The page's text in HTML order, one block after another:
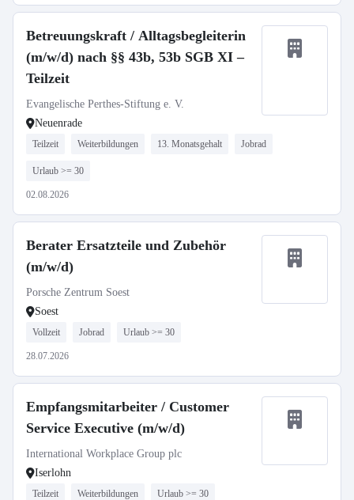
Betreuungskraft / Alltagsbegleiterin
(m/w/d) nach §§ 43b, 53b SGB XI –
Teilzeit
Evangelische Perthes-Stiftung e. V.
Neuenrade
Teilzeit Weiterbildungen 13. Monatsgehalt Jobrad
Urlaub >= 30
02.08.2026
Berater Ersatzteile und Zubehör
(m/w/d)
Porsche Zentrum Soest
Soest
Vollzeit Jobrad Urlaub >= 30
28.07.2026
Empfangsmitarbeiter / Customer
Service Executive (m/w/d)
International Workplace Group plc
Iserlohn
Teilzeit Weiterbildungen Urlaub >= 30